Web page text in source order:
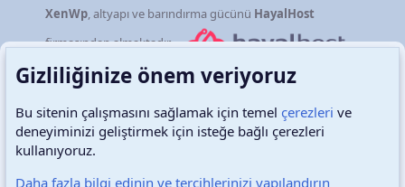
XenWp, altyapı ve barındırma gücünü HayalHost
firmasından almaktadır.
Türkçe (TR) Çerezler
Gizliliğinize önem veriyoruz
Bu sitenin çalışmasını sağlamak için temel çerezleri ve
deneyiminizi geliştirmek için isteğe bağlı çerezleri
kullanıyoruz.
Daha fazla bilgi edinin ve tercihlerinizi yapılandırın